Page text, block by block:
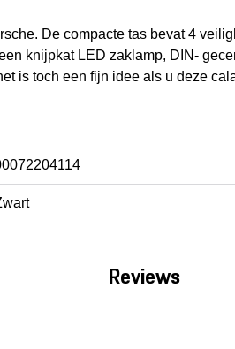
De compacte tas bevat 4
knijpkat LED zaklamp, DIN-
is toch een fijn idee als u deze
Reviews